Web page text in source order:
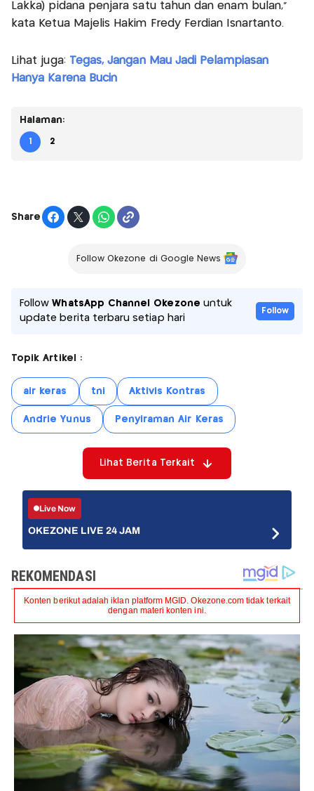
Lakka) pidana penjara satu tahun dan enam bulan,"
kata Ketua Majelis Hakim Fredy Ferdian Isnartanto.
Lihat juga: Tegas, Jangan Mau Jadi Pelampiasan
Hanya Karena Bucin
Halaman:
1 2
Share
Follow Okezone di Google News
FollowWhatsApp Channel Okezone untuk
update berita terbaru setiap hari
Follow
Topik Artikel :
air keras tni Aktivis Kontras
Andrie Yunus Penyiraman Air Keras
Lihat Berita Terkait
Live Now
OKEZONE LIVE 24 JAM